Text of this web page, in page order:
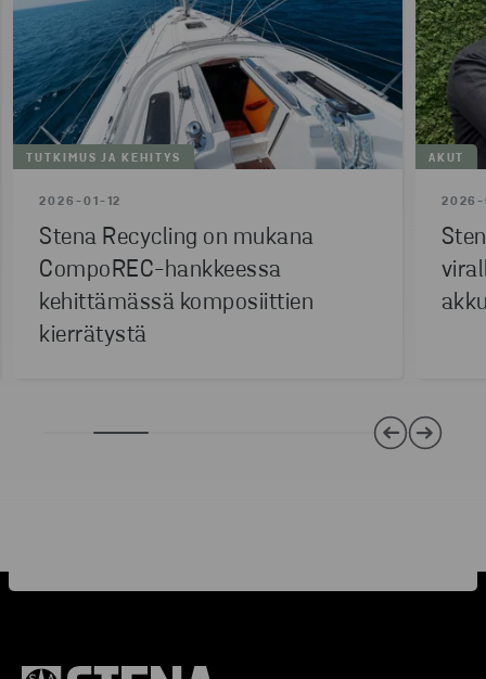
TUTKIMUS JA KEHITYS
2026-01-12
Stena Recycling on mukana
CompoREC-hankkeessa
kehittämässä komposiittien
kierrätystä
AKUT